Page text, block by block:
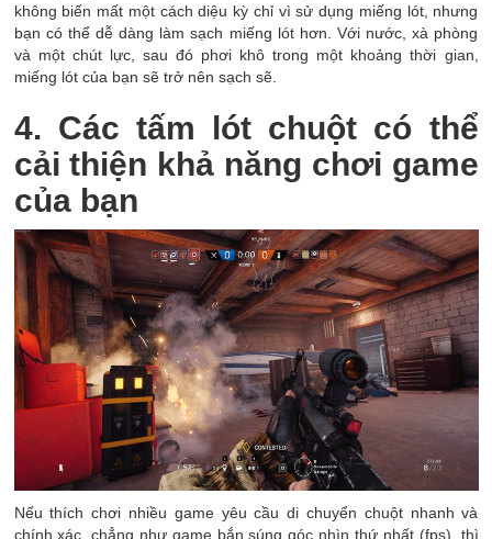
không biến mất một cách diệu kỳ chỉ vì sử dụng miếng lót, nhưng
bạn có thể dễ dàng làm sạch miếng lót hơn. Với nước, xà phòng
và một chút lực, sau đó phơi khô trong một khoảng thời gian,
miếng lót của bạn sẽ trở nên sạch sẽ.
4. Các tấm lót chuột có thể
cải thiện khả năng chơi game
của bạn
Nếu thích chơi nhiều game yêu cầu di chuyển chuột nhanh và
chính xác, chẳng như game bắn súng góc nhìn thứ nhất (fps), thì